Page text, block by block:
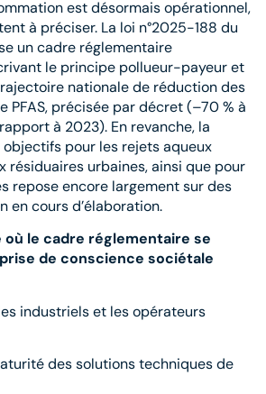
est désormais opérationnel,
à préciser. La loi n°2025-188 du
un cadre réglementaire
le principe pollueur-payeur et
nationale de réduction des
PFAS, précisée par décret (–70 % à
à 2023). En revanche, la
pour les rejets aqueux
résiduaires urbaines, ainsi que pour
repose encore largement sur des
en cours d’élaboration.
où le cadre réglementaire se
de conscience sociétale
industriels et les opérateurs
des solutions techniques de